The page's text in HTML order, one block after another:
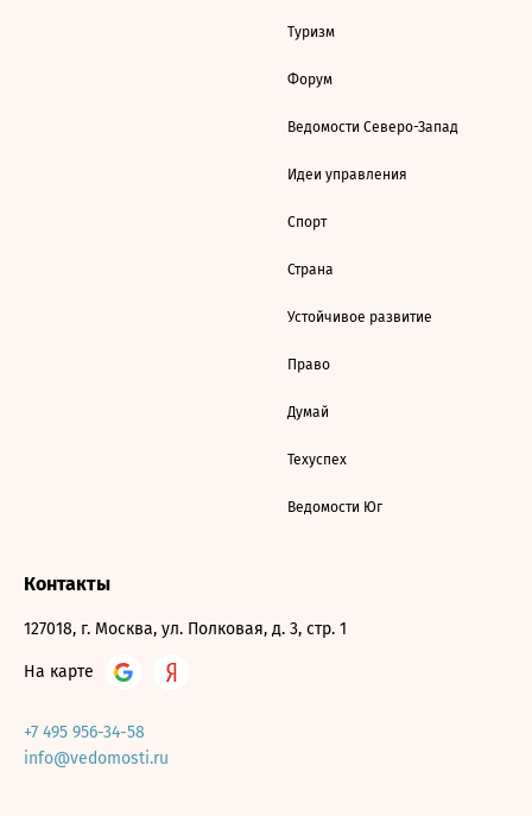
Туризм
Форум
Ведомости Северо-Запад
Идеи управления
Спорт
Страна
Устойчивое развитие
Право
Думай
Техуспех
Ведомости Юг
Контакты
127018, г. Москва, ул. Полковая, д. 3, стр. 1
На карте
+7 495 956-34-58
info@vedomosti.ru